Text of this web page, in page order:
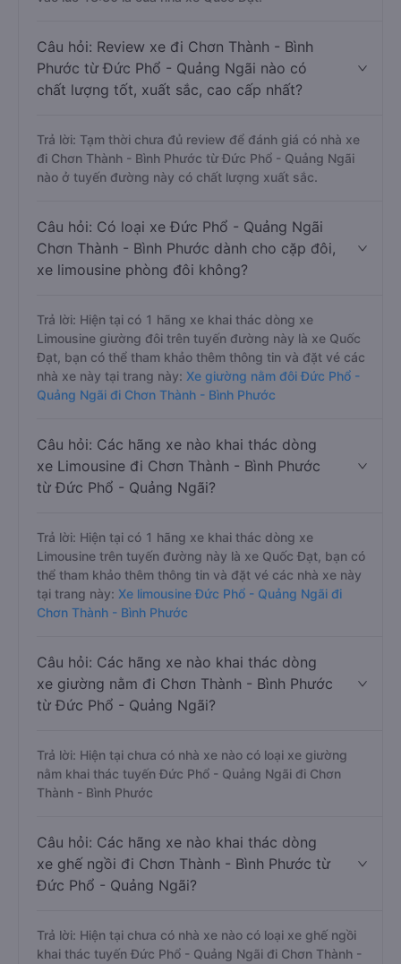
Câu hỏi: Review xe đi Chơn Thành - Bình
Phước từ Đức Phổ - Quảng Ngãi nào có
chất lượng tốt, xuất sắc, cao cấp nhất?
Trả lời: Tạm thời chưa đủ review để đánh giá có nhà xe
đi Chơn Thành - Bình Phước từ Đức Phổ - Quảng Ngãi
nào ở tuyến đường này có chất lượng xuất sắc.
Câu hỏi: Có loại xe Đức Phổ - Quảng Ngãi
Chơn Thành - Bình Phước dành cho cặp đôi,
xe limousine phòng đôi không?
Trả lời: Hiện tại có 1 hãng xe khai thác dòng xe
Limousine giường đôi trên tuyến đường này là xe Quốc
Đạt, bạn có thể tham khảo thêm thông tin và đặt vé các
nhà xe này tại trang này: Xe giường nằm đôi Đức Phổ -
Quảng Ngãi đi Chơn Thành - Bình Phước
Câu hỏi: Các hãng xe nào khai thác dòng
xe Limousine đi Chơn Thành - Bình Phước
từ Đức Phổ - Quảng Ngãi?
Trả lời: Hiện tại có 1 hãng xe khai thác dòng xe
Limousine trên tuyến đường này là xe Quốc Đạt, bạn có
thể tham khảo thêm thông tin và đặt vé các nhà xe này
tại trang này: Xe limousine Đức Phổ - Quảng Ngãi đi
Chơn Thành - Bình Phước
Câu hỏi: Các hãng xe nào khai thác dòng
xe giường nằm đi Chơn Thành - Bình Phước
từ Đức Phổ - Quảng Ngãi?
Trả lời: Hiện tại chưa có nhà xe nào có loại xe giường
nằm khai thác tuyến Đức Phổ - Quảng Ngãi đi Chơn
Thành - Bình Phước
Câu hỏi: Các hãng xe nào khai thác dòng
xe ghế ngồi đi Chơn Thành - Bình Phước từ
Đức Phổ - Quảng Ngãi?
Trả lời: Hiện tại chưa có nhà xe nào có loại xe ghế ngồi
khai thác tuyến Đức Phổ - Quảng Ngãi đi Chơn Thành -